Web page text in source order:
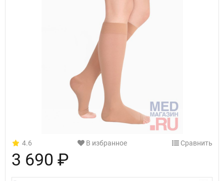
4.6 В избранное Сравнить
3 690 ₽